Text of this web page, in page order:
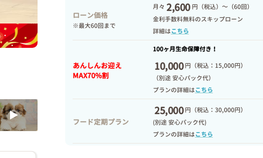
ローン価格
※最大60回まで
月々 2,600 円（税込）～（60回）
金利手数料無料のスキップローン
詳細はこちら
あんしんお迎え
MAX70%割
100ヶ月生命保障付き！
10,000 円 （税込：15,000円）
（別途 安心パック代）
プランの詳細はこちら
フード定期プラン
25,000 円 （税込：30,000円）
(別途 安心パック代)
プランの詳細はこちら